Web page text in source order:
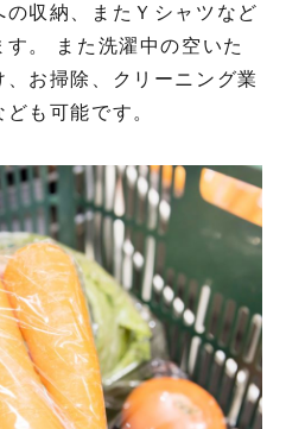
収納、またＹシャツなど
。 また洗濯中の空いた
お掃除、クリーニング業
も可能です。